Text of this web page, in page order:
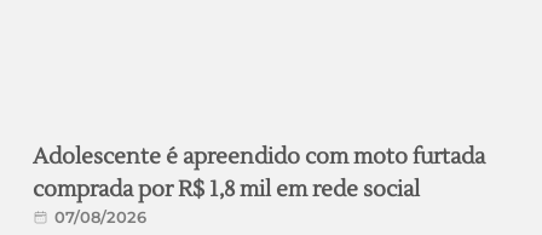
Adolescente é apreendido com moto furtada
comprada por R$ 1,8 mil em rede social
07/08/2026